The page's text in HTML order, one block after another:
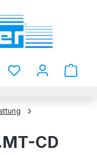
Du hast 0
CD